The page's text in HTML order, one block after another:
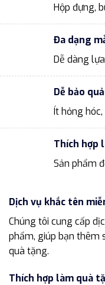
Hộp đựng,
Đa dạng
Dễ dàng
Dễ bảo
Ít hỏng
Thích hợp
Sản phẩm
Dịch vụ khắc tên
Chúng tôi cung cấp
phẩm, giúp bạn thêm
quà tặng.
Thích hợp làm quà